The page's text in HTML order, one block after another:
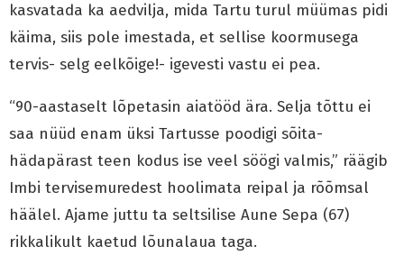
kasvatada ka aedvilja, mida Tartu turul müümas pidi
käima, siis pole imestada, et sellise koormusega
tervis- selg eelkõige!- igevesti vastu ei pea.
“90-aastaselt lõpetasin aiatööd ära. Selja tõttu ei
saa nüüd enam üksi Tartusse poodigi sõita-
hädapärast teen kodus ise veel söögi valmis,” räägib
Imbi tervisemuredest hoolimata reipal ja rõõmsal
häälel. Ajame juttu ta seltsilise Aune Sepa (67)
rikkalikult kaetud lõunalaua taga.